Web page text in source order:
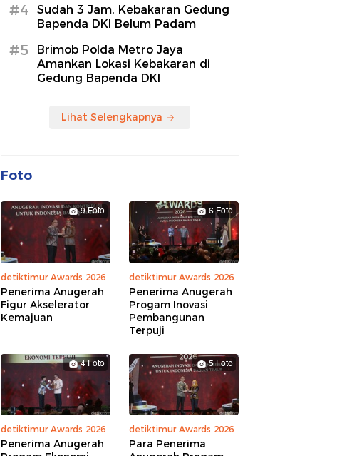
#4
Sudah 3 Jam, Kebakaran Gedung
Bapenda DKI Belum Padam
#5
Brimob Polda Metro Jaya
Amankan Lokasi Kebakaran di
Gedung Bapenda DKI
Lihat Selengkapnya
Foto
9 Foto
detiktimur Awards 2026
Penerima Anugerah
Figur Akselerator
Kemajuan
6 Foto
detiktimur Awards 2026
Penerima Anugerah
Progam Inovasi
Pembangunan
Terpuji
4 Foto
detiktimur Awards 2026
Penerima Anugerah
5 Foto
detiktimur Awards 2026
Para Penerima